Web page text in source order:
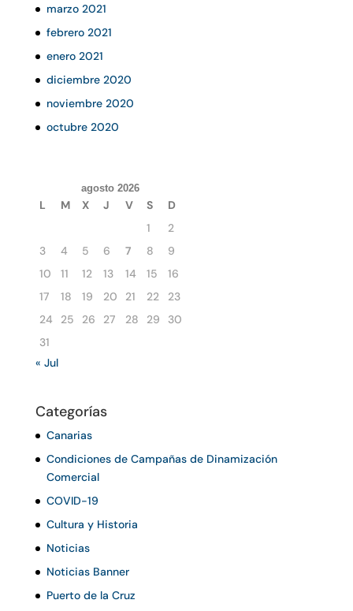
marzo 2021
febrero 2021
enero 2021
diciembre 2020
noviembre 2020
octubre 2020
agosto 2026
L M X J V S
D
1
2
3
4 5 6 7 8
9
10
11 12 13 14 15
16
17
18 19 20 21 22
23
24
25 26 27 28 29
30
31
« Jul
Categorías
Canarias
Condiciones de Campañas de Dinamización
Comercial
COVID-19
Cultura y Historia
Noticias
Noticias Banner
Puerto de la Cruz